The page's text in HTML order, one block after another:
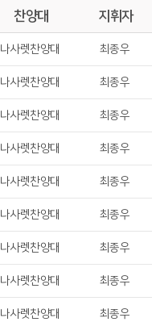
찬양대 지휘자
나사렛찬양대 최종우
나사렛찬양대 최종우
나사렛찬양대 최종우
나사렛찬양대 최종우
나사렛찬양대 최종우
나사렛찬양대 최종우
나사렛찬양대 최종우
나사렛찬양대 최종우
나사렛찬양대 최종우